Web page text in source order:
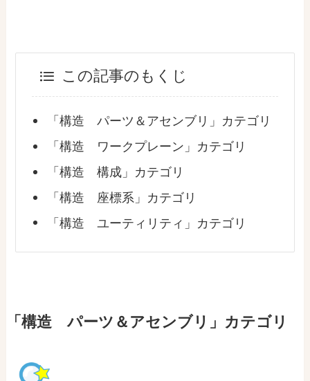
この記事のもくじ
「構造 パーツ＆アセンブリ」カテゴリ
「構造 ワークプレーン」カテゴリ
「構造 構成」カテゴリ
「構造 座標系」カテゴリ
「構造 ユーティリティ」カテゴリ
「構造 パーツ＆アセンブリ」カテゴリ